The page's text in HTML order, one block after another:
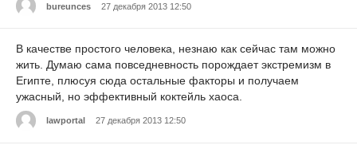
bureunces 27 декабря 2013 12:50
В качестве простого человека, незнаю как сейчас там можно
жить. Думаю сама повседневность порождает экстремизм в
Египте, плюсуя сюда остальные факторы и получаем
ужасный, но эффективный коктейль хаоса.
lawportal 27 декабря 2013 12:50